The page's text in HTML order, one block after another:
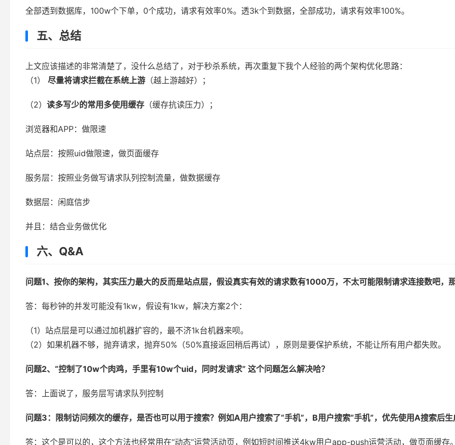
全部透到数据库，100w个下单，0个成功，请求有效率0%。透3k个到数据，全部成功，请求有效率100%。
五、总结
上文应该描述的非常清楚了，没什么总结了，对于秒杀系统，再次重复下我个人经验的两个架构优化思路：
（1） 尽量将请求拦截在系统上游 （越上游越好）；
（2） 读多写少的常用多使用缓存 （缓存抗读压力）；
浏览器和APP：做限速
站点层：按照uid做限速，做页面缓存
服务层：按照业务做写请求队列控制流量，做数据缓存
数据层：闲庭信步
并且：结合业务做优化
六、Q&A
问题1、按你的架构，其实压力最大的反而是站点层，假设真实有效的请求数有1000万，不太可能限制请求连接数吧，
答：每秒钟的并发可能没有1kw，假设有1kw，解决方案2个：
（1）站点层是可以通过加机器扩容的，最不济1k台机器来呗。
（2）如果机器不够，抛弃请求，抛弃50%（50%直接返回稍后再试），原则是要保护系统，不能让所有用户都失败。
问题2、“控制了10w个肉鸡，手里有10w个uid，同时发请求” 这个问题怎么解决哈？
答：上面说了，服务层写请求队列控制
问题3：限制访问频次的缓存，是否也可以用于搜索？例如A用户搜索了“手机”，B用户搜索“手机”，优先使用A搜索后
答：这个是可以的，这个方法也经常用在“动态”运营活动页，例如短时间推送4kw用户app-push运营活动，做页面缓存